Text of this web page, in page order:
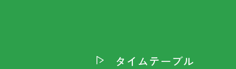
タイムテーブル